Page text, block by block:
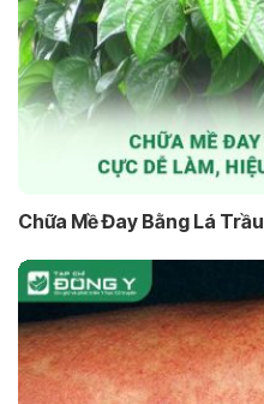
Chữa Mề Đay Bằng Lá Trầu